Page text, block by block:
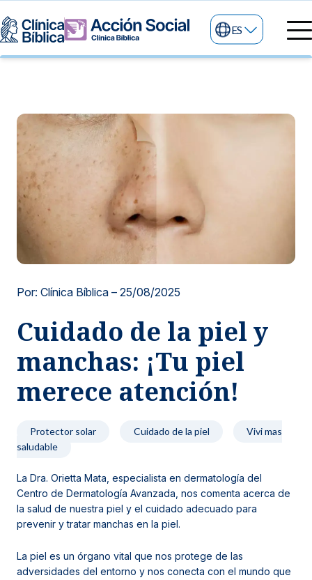
Nuestras especialidades
Centros de Excelencia
Servicios Generales
Servicios 24/7
Servicios Especializados
Otros Servicios
Mi Vida
Información
Información para el Paciente
Sobre nosotros
Investigación, Innovación y Docencia
Sedes
Noticias y blog
ES
Por: Clínica Bíblica – 25/08/2025
Cuidado de la piel y
manchas: ¡Tu piel
merece atención!
Protector solar Cuidado de la piel
Vivi mas
saludable
La Dra. Orietta Mata, especialista en dermatología del
Centro de Dermatología Avanzada, nos comenta acerca de
la salud de nuestra piel y el cuidado adecuado para
prevenir y tratar manchas en la piel.
La piel es un órgano vital que nos protege de las
adversidades del entorno y nos conecta con el mundo que